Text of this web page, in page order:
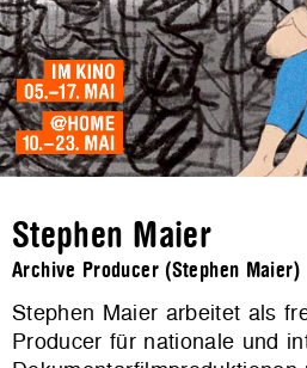
Stephen Maier
Archive Producer (Stephen Maier)
Stephen Maier arbeitet als
Producer für nationale und